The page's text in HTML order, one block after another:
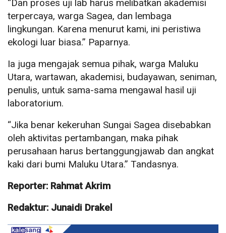
“Dan proses uji lab harus melibatkan akademisi
terpercaya, warga Sagea, dan lembaga
lingkungan. Karena menurut kami, ini peristiwa
ekologi luar biasa.” Paparnya.
Ia juga mengajak semua pihak, warga Maluku
Utara, wartawan, akademisi, budayawan, seniman,
penulis, untuk sama-sama mengawal hasil uji
laboratorium.
“Jika benar kekeruhan Sungai Sagea disebabkan
oleh aktivitas pertambangan, maka pihak
perusahaan harus bertanggungjawab dan angkat
kaki dari bumi Maluku Utara.” Tandasnya.
Reporter: Rahmat Akrim
Redaktur: Junaidi Drakel